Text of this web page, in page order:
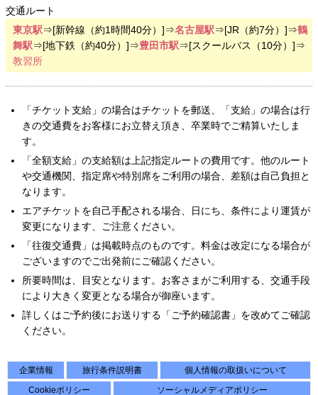
交通ルート
東京駅⇒[新幹線（約1時間40分）]⇒名古屋駅⇒[JR（約7分）]⇒鶴
舞駅⇒[地下鉄（約40分）]⇒豊田市駅⇒[スクールバス（10分）]⇒
教習所
「チケット支給」の場合はチケットを郵送、「支給」の場合は行
きの交通費をお客様にお立替え頂き、卒業時でご精算いたしま
す。
「全額支給」の支給額は上記指定ルートの費用です。他のルート
や交通機関、指定席や特別席をご利用の場合、差額は自己負担と
なります。
エアチケットを自己手配される場合、日にち、条件により運賃が
変更になります、ご注意ください。
「往復交通費」は掲載時点のものです。料金は改定になる場合が
ございますのでご出発前にご確認ください。
所要時間は、目安となります。お客さまがご利用する、交通手段
により大きく変更となる場合が御座います。
詳しくはご予約後にお送りする「ご予約確認書」を改めてご確認
ください。
企業情報 旅行条件説明書
個人情報の取扱いについて
Cookieポリシー
ソーシャルメディアポリシー